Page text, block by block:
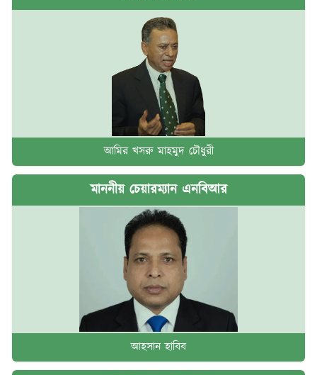
আমির খসরু মাহমুদ চৌধুরী
মাননীয় চেয়ারম্যান এনবিআর
আহসান হাবিব